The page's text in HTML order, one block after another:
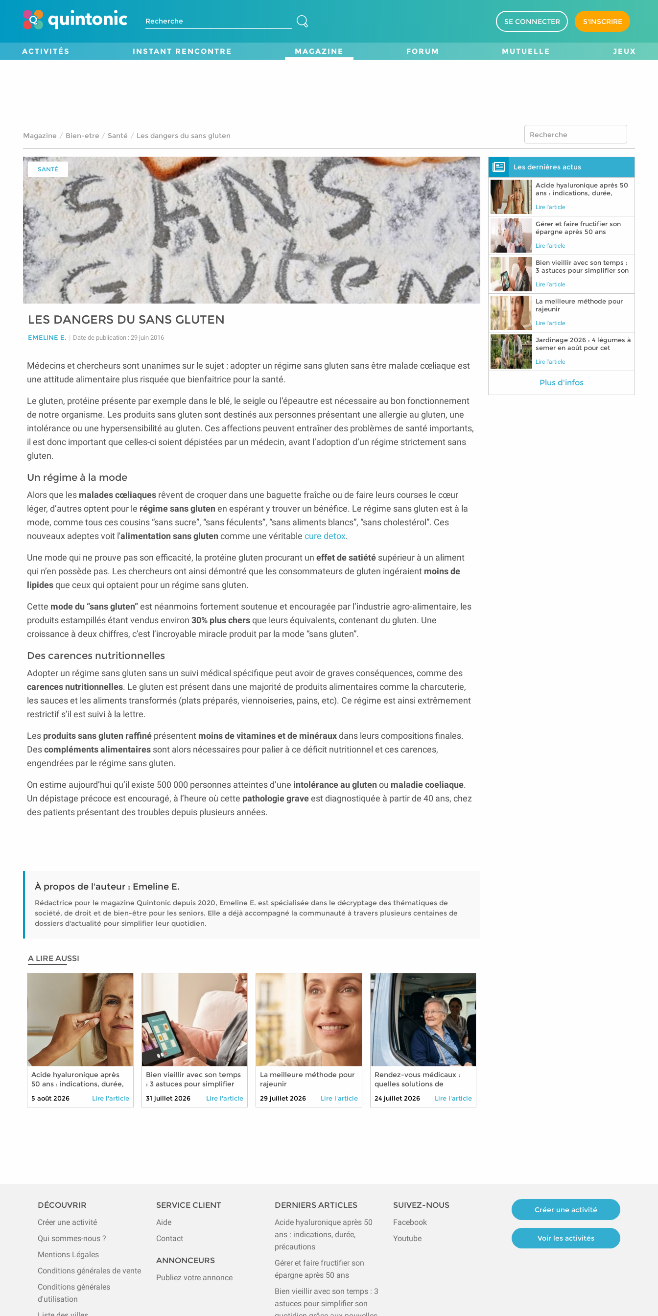
SE CONNECTER S'INSCRIRE
ACTIVITÉS INSTANT RENCONTRE MAGAZINE FORUM MUTUELLE JEUX
Magazine Bien-etre Santé Les dangers du sans gluten
SANTÉ
LES DANGERS DU SANS GLUTEN
EMELINE E. | Date de publication : 29 juin 2016
Médecins et chercheurs sont unanimes sur le sujet : adopter un régime sans gluten sans être malade cœliaque est
une attitude alimentaire plus risquée que bienfaitrice pour la santé.
Le gluten, protéine présente par exemple dans le blé, le seigle ou l’épeautre est nécessaire au bon fonctionnement
de notre organisme. Les produits sans gluten sont destinés aux personnes présentant une allergie au gluten, une
intolérance ou une hypersensibilité au gluten. Ces affections peuvent entraîner des problèmes de santé importants,
il est donc important que celles-ci soient dépistées par un médecin, avant l’adoption d’un régime strictement sans
gluten.
Un régime à la mode
Alors que les malades cœliaques rêvent de croquer dans une baguette fraîche ou de faire leurs courses le cœur
léger, d’autres optent pour le régime sans gluten en espérant y trouver un bénéfice. Le régime sans gluten est à la
mode, comme tous ces cousins “sans sucre”, “sans féculents”, “sans aliments blancs”, “sans cholestérol”. Ces
nouveaux adeptes voit l'alimentation sans gluten comme une véritable cure detox.
Une mode qui ne prouve pas son efficacité, la protéine gluten procurant un effet de satiété supérieur à un aliment
qui n’en possède pas. Les chercheurs ont ainsi démontré que les consommateurs de gluten ingéraient moins de
lipidesque ceux qui optaient pour un régime sans gluten.
Cette mode du “sans gluten”est néanmoins fortement soutenue et encouragée par l’industrie agro-alimentaire, les
produits estampillés étant vendus environ 30% plus chersque leurs équivalents, contenant du gluten. Une
croissance à deux chiffres, c’est l’incroyable miracle produit par la mode “sans gluten”.
Des carences nutritionnelles
Adopter un régime sans gluten sans un suivi médical spécifique peut avoir de graves conséquences, comme des
carences nutritionnelles. Le gluten est présent dans une majorité de produits alimentaires comme la charcuterie,
les sauces et les aliments transformés (plats préparés, viennoiseries, pains, etc). Ce régime est ainsi extrêmement
restrictif s’il est suivi à la lettre.
Les produits sans gluten raffiné présentent moins de vitamines et de minérauxdans leurs compositions finales.
Descompléments alimentaires sont alors nécessaires pour palier à ce déficit nutritionnel et ces carences,
engendrées par le régime sans gluten.
On estime aujourd’hui qu’il existe 500 000 personnes atteintes d’une intolérance au gluten ou maladie coeliaque.
Un dépistage précoce est encouragé, à l’heure où cette pathologie graveest diagnostiquée à partir de 40 ans, chez
des patients présentant des troubles depuis plusieurs années.
À propos de l'auteur : Emeline E.
Rédactrice pour le magazine Quintonic depuis 2020, Emeline E. est spécialisée dans le décryptage des thématiques de
société, de droit et de bien-être pour les seniors. Elle a déjà accompagné la communauté à travers plusieurs centaines de
dossiers d'actualité pour simplifier leur quotidien.
A LIRE AUSSI
Acide hyaluronique après
50 ans : indications, durée,
5 août 2026 Lire l'article
Bien vieillir avec son temps
: 3 astuces pour simplifier
nouvelles technologies
31 juillet 2026 Lire l'article
La meilleure méthode pour
rajeunir
29 juillet 2026 Lire l'article
Rendez-vous médicaux :
quelles solutions de
qui ne conduisent plus ?
24 juillet 2026 Lire l'article
Les dernières actus
Acide hyaluronique après 50
ans : indications, durée,
Lire l'article
Gérer et faire fructifier son
épargne après 50 ans
Lire l'article
Bien vieillir avec son temps :
3 astuces pour simplifier son
nouvelles technologies
Lire l'article
La meilleure méthode pour
rajeunir
Lire l'article
Jardinage 2026 : 4 légumes à
semer en août pour cet
Lire l'article
Plus d'infos
DÉCOUVRIR
Créer une activité
Qui sommes-nous ?
Mentions Légales
Conditions générales de vente
Conditions générales
d'utilisation
SERVICE CLIENT
Aide
Contact
ANNONCEURS
Publiez votre annonce
DERNIERS ARTICLES
Acide hyaluronique après 50
ans : indications, durée,
précautions
Gérer et faire fructifier son
épargne après 50 ans
Bien vieillir avec son temps : 3
astuces pour simplifier son
SUIVEZ-NOUS
Facebook
Youtube
Créer une activité
Voir les activités